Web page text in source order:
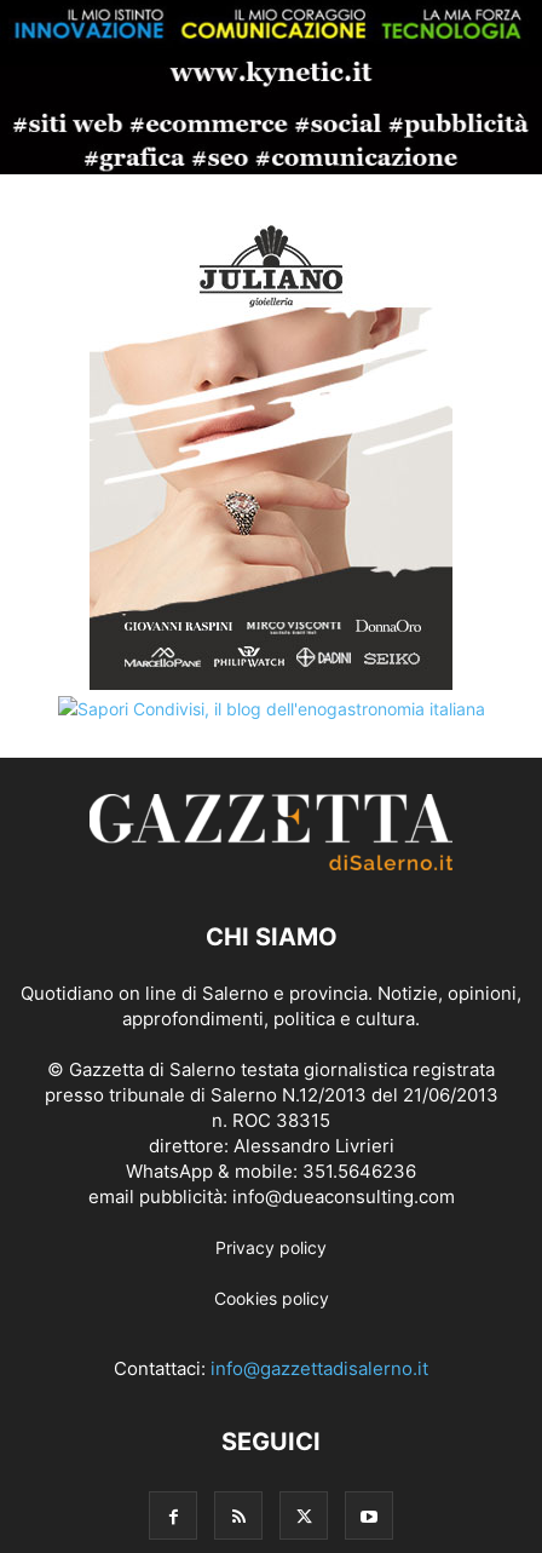
CHI SIAMO
Quotidiano on line di Salerno e provincia. Notizie, opinioni,
approfondimenti, politica e cultura.
© Gazzetta di Salerno testata giornalistica registrata
presso tribunale di Salerno N.12/2013 del 21/06/2013
n. ROC 38315
direttore: Alessandro Livrieri
WhatsApp & mobile: 351.5646236
email pubblicità: info@dueaconsulting.com
Privacy policy
Cookies policy
Contattaci: info@gazzettadisalerno.it
SEGUICI